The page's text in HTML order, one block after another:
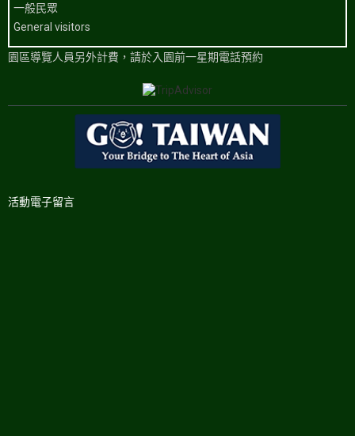
一般民眾
General visitors
園區導覽人員另外計費，請於入園前一星期電話預約
活動電子留言